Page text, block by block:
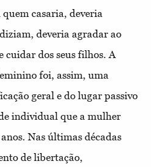
casaria, deveria
deveria agradar ao
cuidar dos seus filhos. A
foi, assim, uma
geral e do lugar passivo
individual que a mulher
Nas últimas décadas
de libertação,